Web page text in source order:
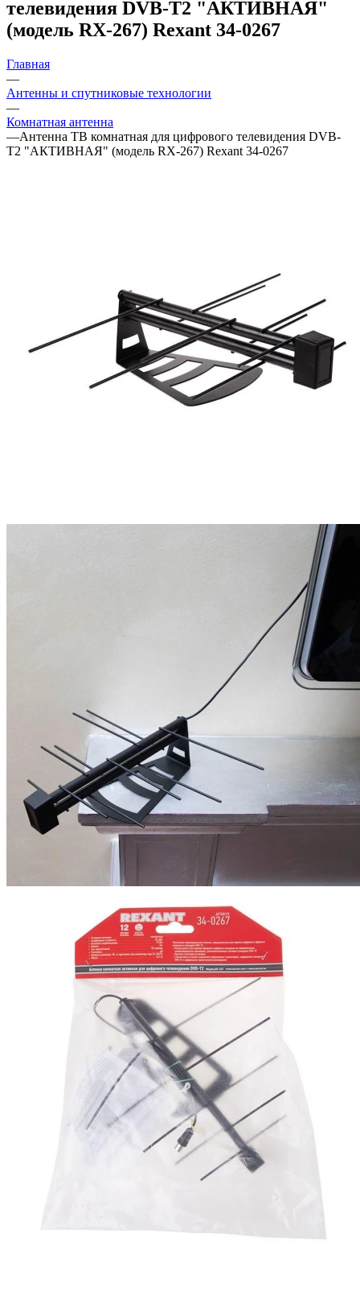
телевидения DVB-T2 "АКТИВНАЯ"
(модель RX-267) Rexant 34-0267
Главная
—
Антенны и спутниковые технологии
—
Комнатная антенна
—Антенна ТВ комнатная для цифрового телевидения DVB-
T2 "АКТИВНАЯ" (модель RX-267) Rexant 34-0267